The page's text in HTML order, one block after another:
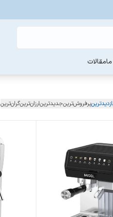
مقالات
پرفروش‌ترینجدیدترینارزان‌ترینگران‌ترین